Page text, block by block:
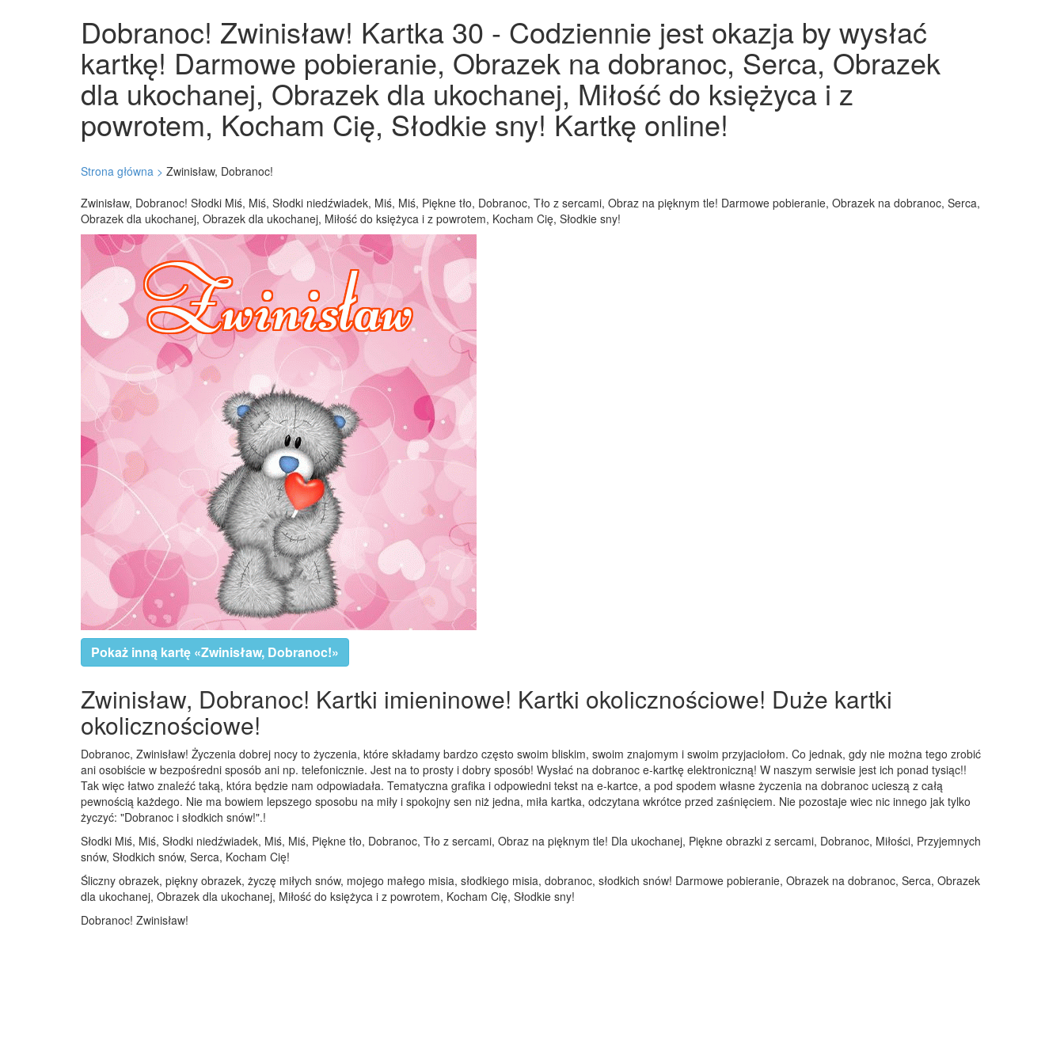
Dobranoc! Zwinisław! Kartka 30 - Codziennie jest okazja by wysłać
kartkę! Darmowe pobieranie, Obrazek na dobranoc, Serca, Obrazek
dla ukochanej, Obrazek dla ukochanej, Miłość do księżyca i z
powrotem, Kocham Cię, Słodkie sny! Kartkę online!
Strona główna > Zwinisław, Dobranoc!
Zwinisław, Dobranoc! Słodki Miś, Miś, Słodki niedźwiadek, Miś, Miś, Piękne tło, Dobranoc, Tło z sercami, Obraz na pięknym tle! Darmowe pobieranie, Obrazek na dobranoc, Serca,
Obrazek dla ukochanej, Obrazek dla ukochanej, Miłość do księżyca i z powrotem, Kocham Cię, Słodkie sny!
Pokaż inną kartę «Zwinisław, Dobranoc!»
Zwinisław, Dobranoc! Kartki imieninowe! Kartki okolicznościowe! Duże kartki
okolicznościowe!
Dobranoc, Zwinisław! Życzenia dobrej nocy to życzenia, które składamy bardzo często swoim bliskim, swoim znajomym i swoim przyjaciołom. Co jednak, gdy nie można tego zrobić
ani osobiście w bezpośredni sposób ani np. telefonicznie. Jest na to prosty i dobry sposób! Wysłać na dobranoc e-kartkę elektroniczną! W naszym serwisie jest ich ponad tysiąc!!
Tak więc łatwo znaleźć taką, która będzie nam odpowiadała. Tematyczna grafika i odpowiedni tekst na e-kartce, a pod spodem własne życzenia na dobranoc ucieszą z całą
pewnością każdego. Nie ma bowiem lepszego sposobu na miły i spokojny sen niż jedna, miła kartka, odczytana wkrótce przed zaśnięciem. Nie pozostaje wiec nic innego jak tylko
życzyć: "Dobranoc i słodkich snów!".!
Słodki Miś, Miś, Słodki niedźwiadek, Miś, Miś, Piękne tło, Dobranoc, Tło z sercami, Obraz na pięknym tle! Dla ukochanej, Piękne obrazki z sercami, Dobranoc, Miłości, Przyjemnych
snów, Słodkich snów, Serca, Kocham Cię!
Śliczny obrazek, piękny obrazek, życzę miłych snów, mojego małego misia, słodkiego misia, dobranoc, słodkich snów! Darmowe pobieranie, Obrazek na dobranoc, Serca, Obrazek
dla ukochanej, Obrazek dla ukochanej, Miłość do księżyca i z powrotem, Kocham Cię, Słodkie sny!
Dobranoc! Zwinisław!